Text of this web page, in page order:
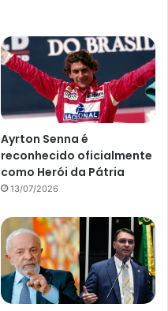
Ayrton Senna é
reconhecido oficialmente
como Herói da Pátria
13/07/2026